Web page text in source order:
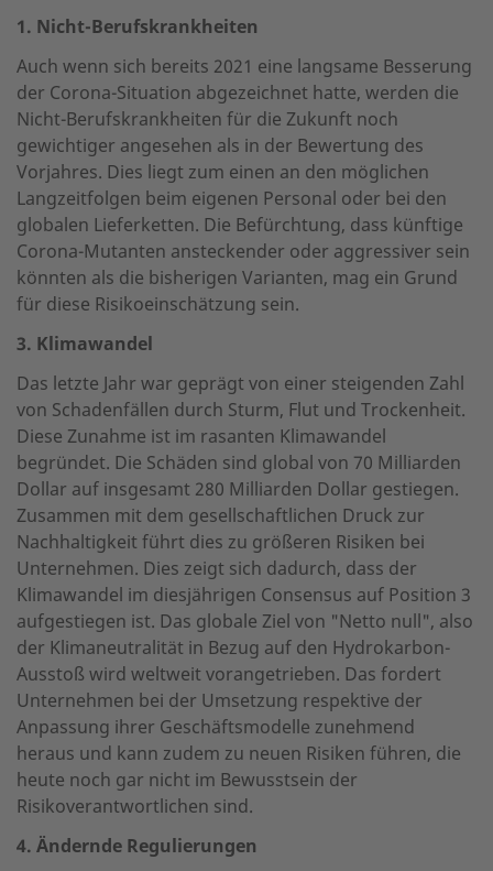
1. Nicht-Berufskrankheiten
Auch wenn sich bereits 2021 eine langsame Besserung
der Corona-Situation abgezeichnet hatte, werden die
Nicht-Berufskrankheiten für die Zukunft noch
gewichtiger angesehen als in der Bewertung des
Vorjahres. Dies liegt zum einen an den möglichen
Langzeitfolgen beim eigenen Personal oder bei den
globalen Lieferketten. Die Befürchtung, dass künftige
Corona-Mutanten ansteckender oder aggressiver sein
könnten als die bisherigen Varianten, mag ein Grund
für diese Risikoeinschätzung sein.
3. Klimawandel
Das letzte Jahr war geprägt von einer steigenden Zahl
von Schadenfällen durch Sturm, Flut und Trockenheit.
Diese Zunahme ist im rasanten Klimawandel
begründet. Die Schäden sind global von 70 Milliarden
Dollar auf insgesamt 280 Milliarden Dollar gestiegen.
Zusammen mit dem gesellschaftlichen Druck zur
Nachhaltigkeit führt dies zu größeren Risiken bei
Unternehmen. Dies zeigt sich dadurch, dass der
Klimawandel im diesjährigen Consensus auf Position 3
aufgestiegen ist. Das globale Ziel von "Netto null", also
der Klimaneutralität in Bezug auf den Hydrokarbon-
Ausstoß wird weltweit vorangetrieben. Das fordert
Unternehmen bei der Umsetzung respektive der
Anpassung ihrer Geschäftsmodelle zunehmend
heraus und kann zudem zu neuen Risiken führen, die
heute noch gar nicht im Bewusstsein der
Risikoverantwortlichen sind.
4. Ändernde Regulierungen